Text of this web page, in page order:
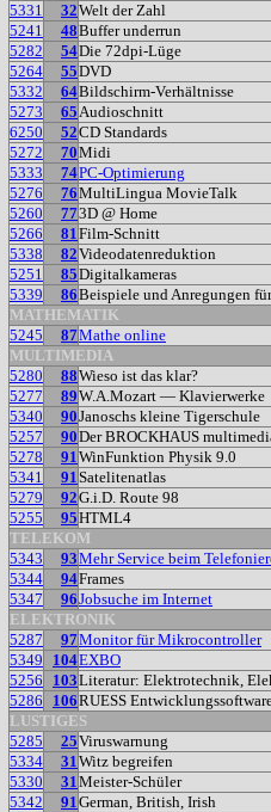
5331
32Welt der Zahl
5241
48Buffer underrun
5282
54Die 72dpi-Lüge
5264
55DVD
5332
64Bildschirm-Verhältnisse
5273
65Audioschnitt
6250
52CD Standards
5272
70Midi
5333
74PC-Optimierung
5276
76MultiLingua MovieTalk
5260
773D @ Home
5266
81Film-Schnitt
5338
82Videodatenreduktion
5251
85Digitalkameras
5339
86Beispiele und Anregungen
MATHEMATIK
5245
87Mathe online
MULTIMEDIA
5280
88Wieso ist das klar?
5277
89W.A.Mozart — Klavierwerke
5340
90Janoschs kleine Tigerschule
5257
90Der BROCKHAUS
5278
91WinFunktion Physik 9.0
5341
91Satelitenatlas
5279
92G.i.D. Route 98
5255
95HTML4
TELEKOM
5343
93Mehr Service beim
5344
94Frames
5347
96Jobsuche im Internet
ELEKTRONIK
5287
97Monitor für Mikrocontroller
5349
104EXBO
5256
103Literatur: Elektrotechnik,
5286
106RUESS
LUSTIGES
5285
25Viruswarnung
5334
31Witz begreifen
5330
31Meister-Schüler
5342
91German, British, Irish